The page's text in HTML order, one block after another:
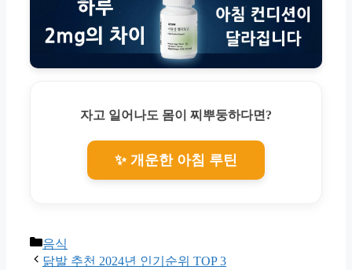
자고 일어나도 몸이 찌뿌둥하다면?
✨ 개운한 아침 루틴
Categories
음식
닭발 추천 2024년 인기순위 TOP 3